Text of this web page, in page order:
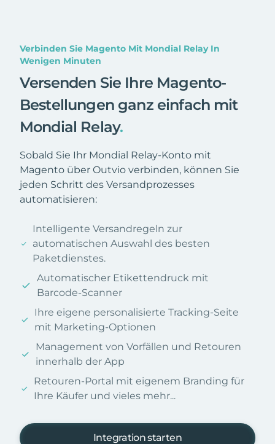
Verbinden Sie Magento Mit Mondial Relay In
Wenigen Minuten
Versenden Sie Ihre Magento-
Bestellungen ganz einfach mit
Mondial Relay.
Sobald Sie Ihr Mondial Relay-Konto mit
Magento über Outvio verbinden, können Sie
jeden Schritt des Versandprozesses
automatisieren:
Intelligente Versandregeln zur
automatischen Auswahl des besten
Paketdienstes.
Automatischer Etikettendruck mit
Barcode-Scanner
Ihre eigene personalisierte Tracking-Seite
mit Marketing-Optionen
Management von Vorfällen und Retouren
innerhalb der App
Retouren-Portal mit eigenem Branding für
Ihre Käufer und vieles mehr...
Integration starten